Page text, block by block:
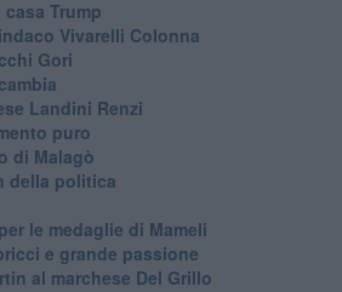
Trump
Vivarelli Colonna
Gori
Landini Renzi
puro
di Malagò
della politica
le medaglie di Mameli
e grande passione
al marchese Del Grillo